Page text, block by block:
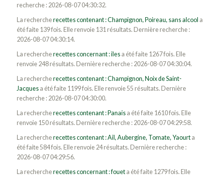
recherche : 2026-08-07 04:30:32.
La rechercherecettes contenant : Champignon, Poireau, sans alcool a
été faite 139 fois. Elle renvoie 131 résultats. Dernière recherche :
2026-08-07 04:30:14.
La rechercherecettes concernant : ilesa été faite 1267 fois. Elle
renvoie 248 résultats. Dernière recherche : 2026-08-07 04:30:04.
La rechercherecettes contenant : Champignon, Noix de Saint-
Jacquesa été faite 1199 fois. Elle renvoie 55 résultats. Dernière
recherche : 2026-08-07 04:30:00.
La rechercherecettes contenant : Panaisa été faite 1610 fois. Elle
renvoie 150 résultats. Dernière recherche : 2026-08-07 04:29:58.
La rechercherecettes contenant : Ail, Aubergine, Tomate, Yaourta
été faite 584 fois. Elle renvoie 24 résultats. Dernière recherche :
2026-08-07 04:29:56.
La rechercherecettes concernant : foueta été faite 1279 fois. Elle